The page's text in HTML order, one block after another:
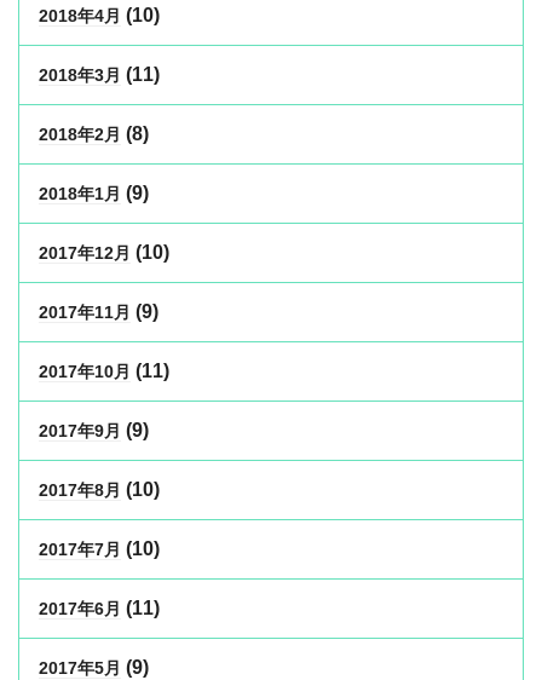
2018年4月 (10)
2018年3月 (11)
2018年2月 (8)
2018年1月 (9)
2017年12月 (10)
2017年11月 (9)
2017年10月 (11)
2017年9月 (9)
2017年8月 (10)
2017年7月 (10)
2017年6月 (11)
2017年5月 (9)